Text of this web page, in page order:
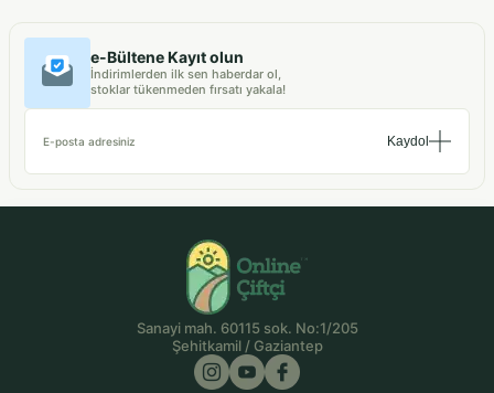
e-Bültene Kayıt olun
İndirimlerden ilk sen haberdar ol,
stoklar tükenmeden fırsatı yakala!
E-posta adresiniz Kaydol
Sanayi mah. 60115 sok. No:1/205
Şehitkamil / Gaziantep